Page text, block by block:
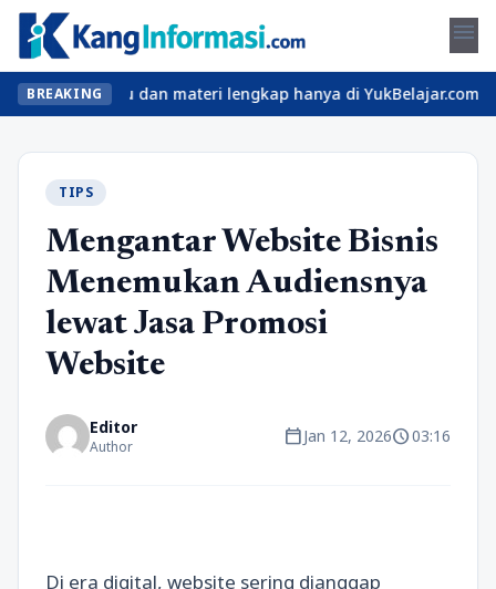
menu
BREAKING
seru dan materi lengkap hanya di YukBelajar.com.
TIPS
Mengantar Website Bisnis
Menemukan Audiensnya
lewat Jasa Promosi
Website
Editor
Author calendar_todayJan 12, 2026schedule03:16
Di era digital, website sering dianggap